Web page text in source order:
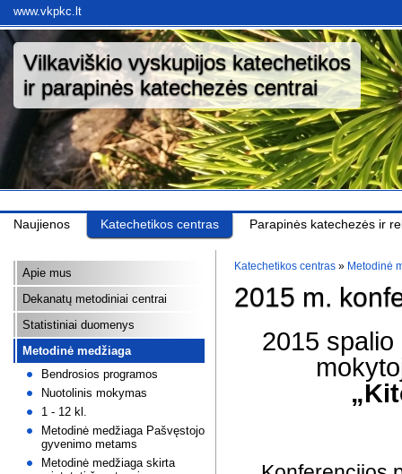
www.vkpkc.lt
Vilkaviškio vyskupijos katechetikos
ir parapinės katechezės centrai
Naujienos Katechetikos centras Parapinės katechezės ir
Apie mus
Dekanatų metodiniai centrai
Statistiniai duomenys
Metodinė medžiaga
Bendrosios programos
Nuotolinis mokymas
1 - 12 kl.
Metodinė medžiaga Pašvęstojo
gyvenimo metams
Metodinė medžiaga skirta
Katechetikos centras » Metodinė
2015 m.
2015 spalio